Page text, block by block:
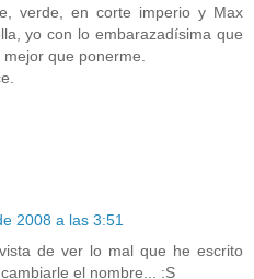
verde, en corte imperio y Max
yo con lo embarazadísima que
que ponerme.
2008 a las 3:51
de ver lo mal que he escrito
el nombre... :S